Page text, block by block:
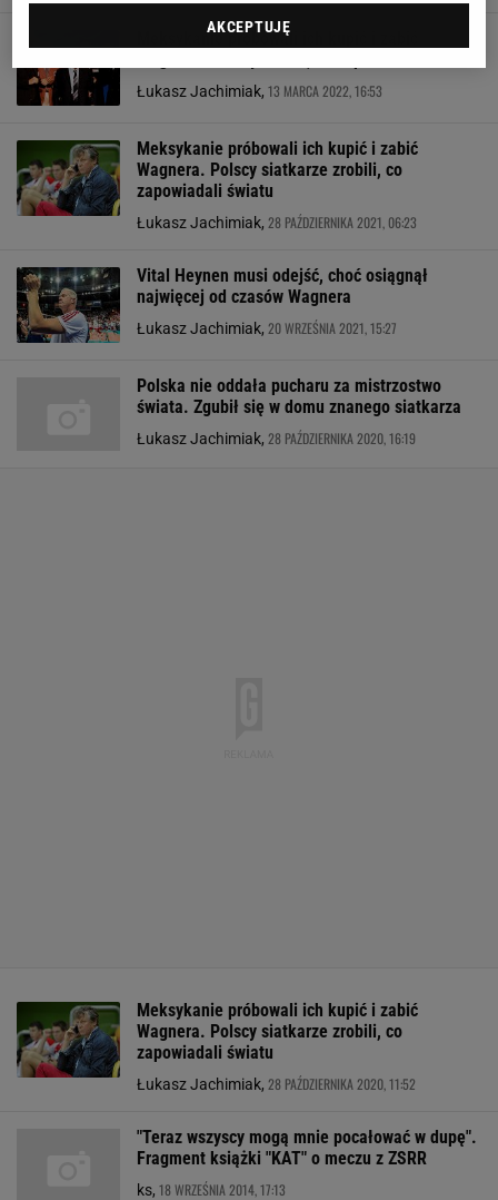
Meksykanie próbowali ich kupić i zabić
Łukasz Jachimiak, 13 MARCA 2022, 16:53
Meksykanie próbowali ich kupić i zabić
Wagnera. Polscy siatkarze zrobili, co
zapowiadali światu
Łukasz Jachimiak, 28 PAŹDZIERNIKA 2021, 06:23
Vital Heynen musi odejść, choć osiągnął
najwięcej od czasów Wagnera
Łukasz Jachimiak, 20 WRZEŚNIA 2021, 15:27
Polska nie oddała pucharu za mistrzostwo
świata. Zgubił się w domu znanego siatkarza
Łukasz Jachimiak, 28 PAŹDZIERNIKA 2020, 16:19
Meksykanie próbowali ich kupić i zabić
Wagnera. Polscy siatkarze zrobili, co
zapowiadali światu
Łukasz Jachimiak, 28 PAŹDZIERNIKA 2020, 11:52
"Teraz wszyscy mogą mnie pocałować w dupę".
Fragment książki "KAT" o meczu z ZSRR
ks, 18 WRZEŚNIA 2014, 17:13
AKCEPTUJĘ